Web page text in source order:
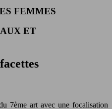
FEMMES
ET
7ème art avec une focalisation